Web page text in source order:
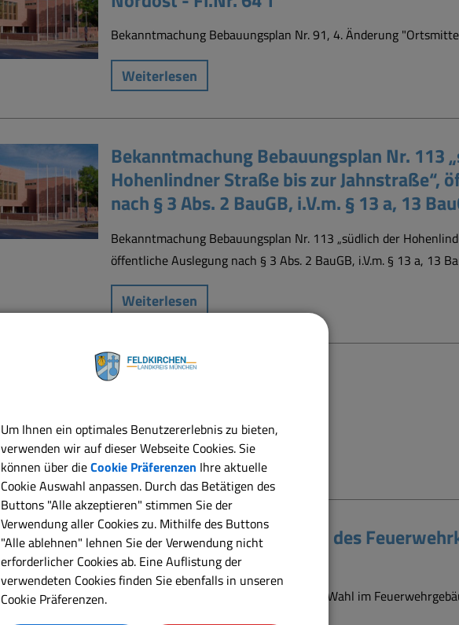
Bekanntmachung Bebauungsplan Nr. 91, 4. Änderung
Weiterlesen
Bekanntmachung Bebauungsplan Nr. 113
Hohenlindner Straße bis zur Jahnstraße“,
nach § 3 Abs. 2 BauGB, i.V.m. § 13 a, 13
Bekanntmachung Bebauungsplan Nr. 113 „südlich der
öffentliche Auslegung nach § 3 Abs. 2 BauGB, i.V.m. § 13 a, 13
Weiterlesen
Wahlbekanntmachung
Weiterlesen
Bekanntmachung der Wahl des
Wahl des Stellvertreters
Am 19.05.2026 um 18:00 Uhr findet die Wahl im
Um Ihnen ein optimales Benutzererlebnis zu bieten,
verwenden wir auf dieser Webseite Cookies. Sie
können über dieCookie Präferenzen Ihre aktuelle
Cookie Auswahl anpassen. Durch das Betätigen des
Buttons "Alle akzeptieren" stimmen Sie der
Verwendung aller Cookies zu. Mithilfe des Buttons
"Alle ablehnen" lehnen Sie der Verwendung nicht
erforderlicher Cookies ab. Eine Auflistung der
verwendeten Cookies finden Sie ebenfalls in unseren
Cookie Präferenzen.